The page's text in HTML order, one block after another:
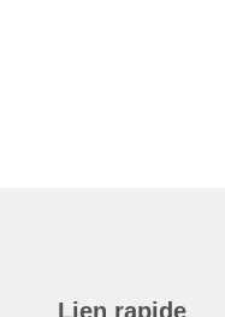
Lien rapide